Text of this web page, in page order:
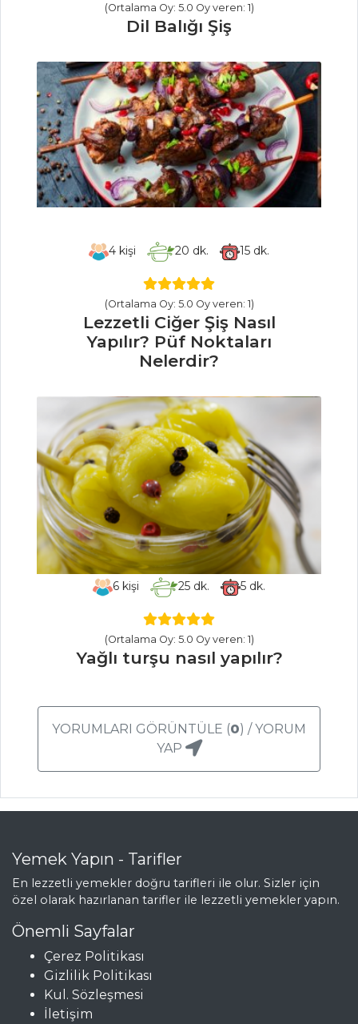
Tire köftesi nasıl
evde nohut
dürüm nasıl
yapılır?
Masterchef Tüm
Tarifleri
İÇECEKLER
Elma Şerbeti
Zerdeçallı Ayran
İçecekler Tüm
Tarifleri
PILAV VE
MAKARNA
Sebzeli Kuskus
Pilavı
Kabaklı Pilav
YASEMİN
PİRİNÇLİ
MANTARLI PİLAV
MEZELER
SOSLU MAVİ
YENGEÇ
Paşa Mezesi
Biber Borani
(Ortalama Oy: 5.0 Oy veren: 1)
Dil Balığı Şiş
4 kişi 20 dk. 15dk.
(Ortalama Oy: 5.0 Oy veren: 1)
Lezzetli Ciğer Şiş Nasıl
Yapılır? Püf Noktaları
Nelerdir?
6 kişi 25dk. 5dk.
(Ortalama Oy: 5.0 Oy veren: 1)
Yağlı turşu nasıl yapılır?
YORUMLARI GÖRÜNTÜLE (0) / YORUM
YAP
Yemek Yapın - Tarifler
En lezzetli yemekler doğru tarifleri ile olur. Sizler için
özel olarak hazırlanan tarifler ile lezzetli yemekler yapın.
Önemli Sayfalar
Çerez Politikası
Gizlilik Politikası
Kul. Sözleşmesi
İletişim